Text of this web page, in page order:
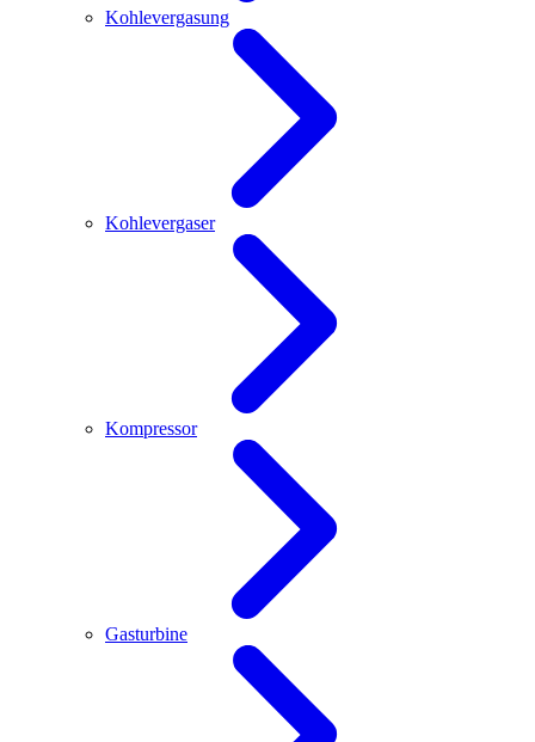
Kohlevergasung
Kohlevergaser
Kompressor
Gasturbine